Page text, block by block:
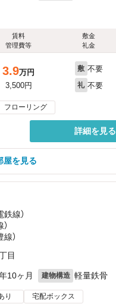
賃料
管理費等
敷金
礼金
3.9万円
3,500円
敷 不要
礼 不要
フローリング
詳細を見る
屋を見る
鉄線）
）
目
10ヶ月 建物構造 軽量鉄骨
り 宅配ボックス